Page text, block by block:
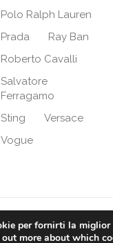
Polo Ralph Lauren
Prada
Ray Ban
Roberto Cavalli
Salvatore
Ferragamo
Sting
Versace
Vogue
Alfio - Via
per fornirti la miglior
more about which